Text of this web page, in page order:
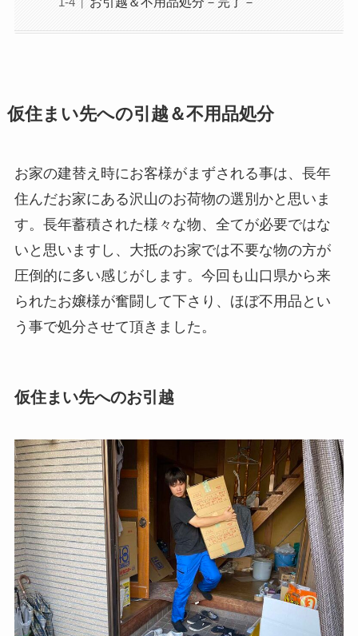
仮住まい先への引越＆不用品処分
お家の建替え時にお客様がまずされる事は、長年
住んだお家にある沢山のお荷物の選別かと思いま
す。長年蓄積された様々な物、全てが必要ではな
いと思いますし、大抵のお家では不要な物の方が
圧倒的に多い感じがします。今回も山口県から来
られたお嬢様が奮闘して下さり、ほぼ不用品とい
う事で処分させて頂きました。
仮住まい先へのお引越